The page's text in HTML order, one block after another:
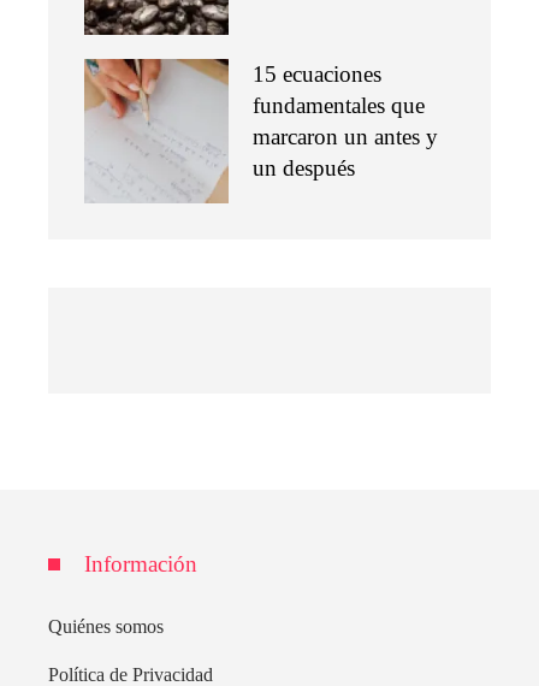
15 ecuaciones
fundamentales que
marcaron un antes y
un después
Información
Quiénes somos
Política de Privacidad